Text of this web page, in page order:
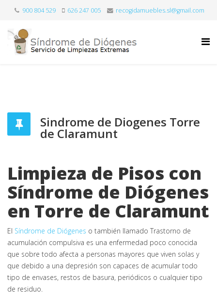
900 804 529 626 247 005 recogidamuebles.sl@gmail.com
Sindrome de Diogenes Torre
de Claramunt
Limpieza de Pisos con
Síndrome de Diógenes
en Torre de Claramunt
El Síndrome de Diógenes o también llamado Trastorno de
acumulación compulsiva es una enfermedad poco conocida
que sobre todo afecta a personas mayores que viven solas y
que debido a una depresión son capaces de acumular todo
tipo de envases, restos de basura, periódicos o cualquier tipo
de residuo.